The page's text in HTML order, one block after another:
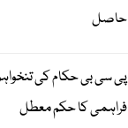
حاصل
پی سی بی حکام کی
فراہمی کا حکم معطل